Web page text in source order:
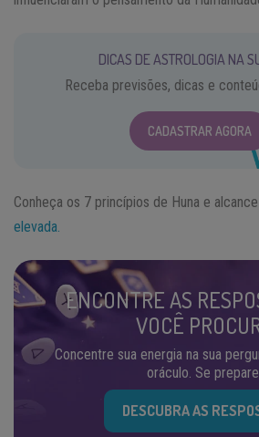
DICAS DE ASTROLOGIA NA
Receba previsões, dicas e
CADASTRAR AGORA
Conheça os 7 princípios de Huna e
elevada.
ENCONTRE AS
VOCÊ
Concentre sua energia na sua
oráculo. Se prepare.
DESCUBRA AS